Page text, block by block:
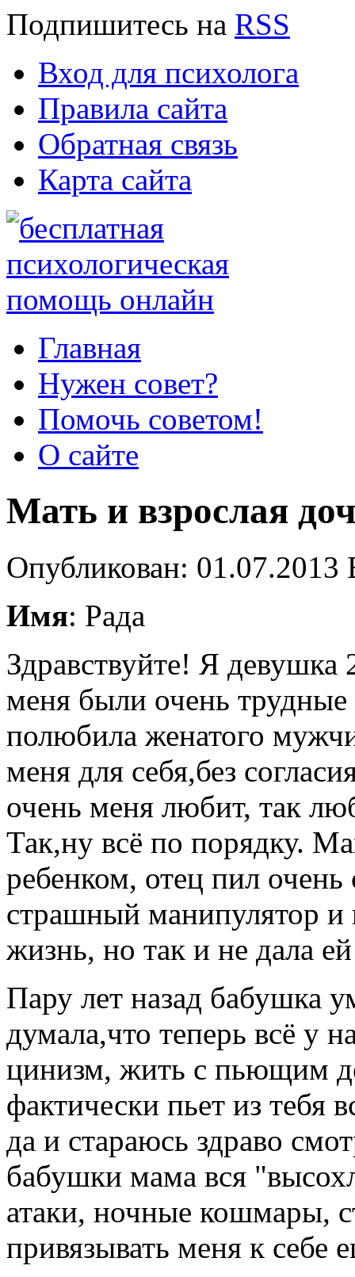
Подпишитесь на RSS
Вход для психолога
Правила сайта
Обратная связь
Карта сайта
Главная
Нужен совет?
Помочь советом!
О сайте
Мать и взрослая
Опубликован:
Имя: Рада
Здравствуйте! Я девушка
меня были очень
полюбила женатого
меня для себя,без
очень меня любит, так
Так,ну всё по порядку.
ребенком, отец пил
страшный манипулятор
жизнь, но так и не дала
Пару лет назад бабушка
думала,что теперь всё у
цинизм, жить с пьющим
фактически пьет из тебя
да и стараюсь здраво
бабушки мама вся
атаки, ночные кошмары,
привязывать меня к себе